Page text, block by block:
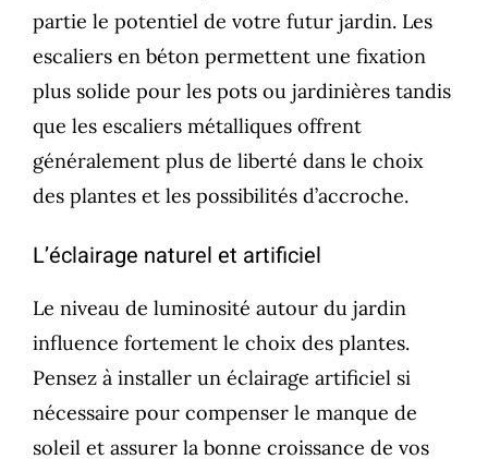
partie le potentiel de votre futur jardin. Les
escaliers en béton permettent une fixation
plus solide pour les pots ou jardinières tandis
que les escaliers métalliques offrent
généralement plus de liberté dans le choix
des plantes et les possibilités d’accroche.
L’éclairage naturel et artificiel
Le niveau de luminosité autour du jardin
influence fortement le choix des plantes.
Pensez à installer un éclairage artificiel si
nécessaire pour compenser le manque de
soleil et assurer la bonne croissance de vos